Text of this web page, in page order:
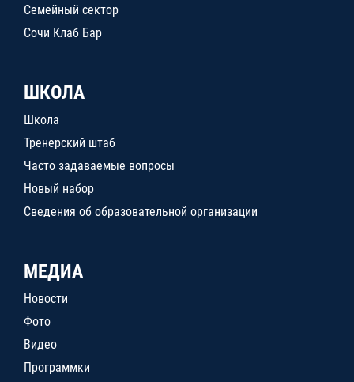
Семейный сектор
Сочи Клаб Бар
ШКОЛА
Школа
Тренерский штаб
Часто задаваемые вопросы
Новый набор
Сведения об образовательной организации
МЕДИА
Новости
Фото
Видео
Программки